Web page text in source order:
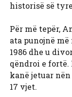
historisë së
Për më tepër,
ata punojnë
1986 dhe u
qëndroi e fortë.
kanë jetuar
17 vjet.